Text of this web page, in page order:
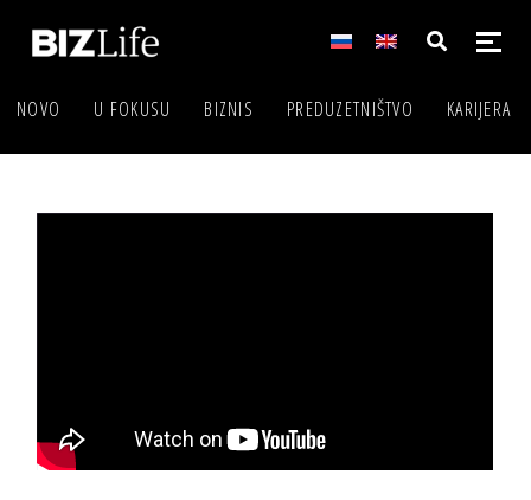
NOVO U FOKUSU BIZNIS PREDUZETNIŠTVO KARIJERA